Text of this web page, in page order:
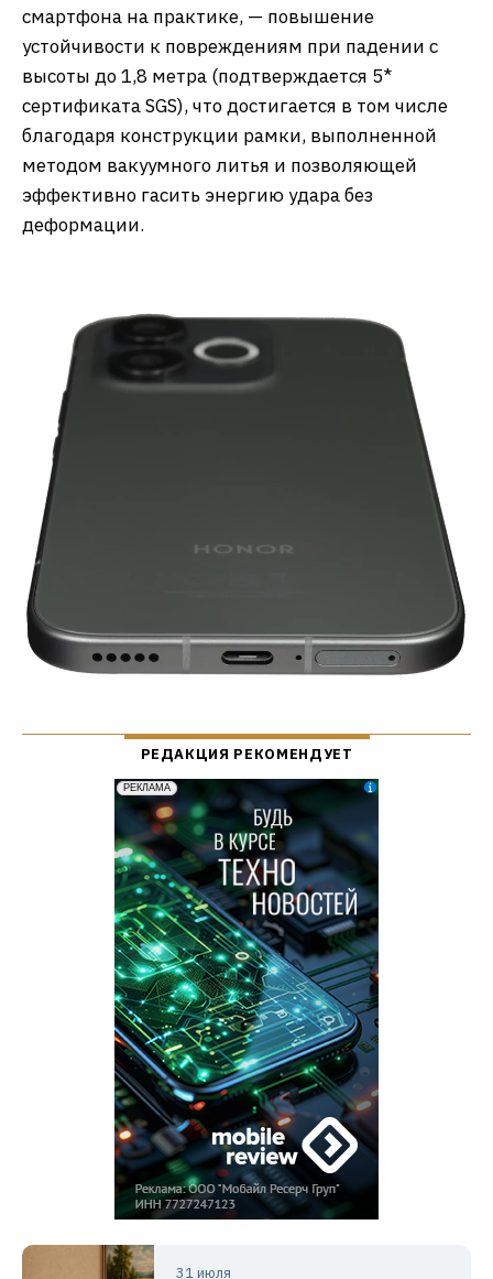
смартфона на практике, — повышение
устойчивости к повреждениям при падении с
высоты до 1,8 метра (подтверждается 5*
сертификата SGS), что достигается в том числе
благодаря конструкции рамки, выполненной
методом вакуумного литья и позволяющей
эффективно гасить энергию удара без
деформации.
31 июля